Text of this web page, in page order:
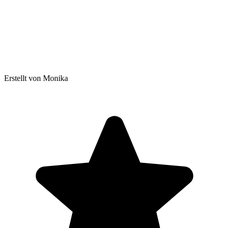
Erstellt von Monika